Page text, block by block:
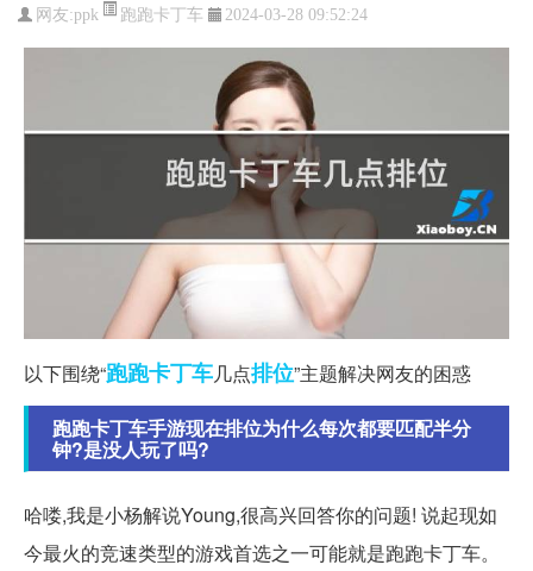
网友:ppk 跑跑卡丁车 2024-03-28 09:52:24
以下围绕“跑跑卡丁车几点排位”主题解决网友的困惑
跑跑卡丁车手游现在排位为什么每次都要匹配半分
钟?是没人玩了吗?
哈喽,我是小杨解说Young,很高兴回答你的问题! 说起现如
今最火的竞速类型的游戏首选之一可能就是跑跑卡丁车。